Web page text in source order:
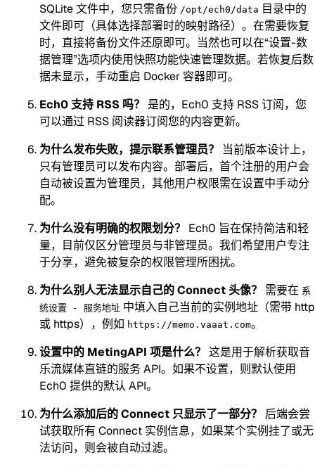
SQLite 文件中，您只需备份 /opt/ech0/data 目录中的
文件即可（具体选择部署时的映射路径）。在需要恢复
时，直接将备份文件还原即可。当然也可以在“设置-数
据管理”选项内使用快照功能快速管理数据。若恢复后数
据未显示，手动重启 Docker 容器即可。
Ech0 支持 RSS 吗？
是的，Ech0 支持 RSS 订阅，您
可以通过 RSS 阅读器订阅您的内容更新。
为什么发布失败，提示联系管理员？
当前版本设计上，
只有管理员可以发布内容。部署后，首个注册的用户会
自动被设置为管理员，其他用户权限需在设置中手动分
配。
为什么没有明确的权限划分？
Ech0 旨在保持简洁和轻
量，目前仅区分管理员与非管理员。我们希望用户专注
于分享，避免被复杂的权限管理所困扰。
为什么别人无法显示自己的 Connect 头像？
需要在 系
统设置 - 服务地址 中填入自己当前的实例地址（需带 http
或 https），例如 https://memo.vaaat.com。
设置中的 MetingAPI 项是什么？ 这是用于解析获取音
乐流媒体直链的服务 API。如果不设置，则默认使用
Ech0 提供的默认 API。
为什么添加后的 Connect 只显示了一部分？
后端会尝
试获取所有 Connect 实例信息，如果某个实例挂了或无
法访问，则会被自动过滤。